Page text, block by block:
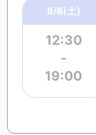
8/8(土)
12:30
-
19:00